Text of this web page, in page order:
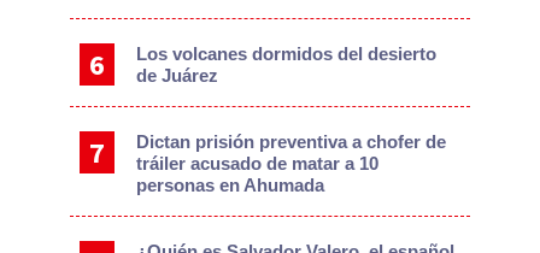
Los volcanes dormidos del desierto
de Juárez
Dictan prisión preventiva a chofer de
tráiler acusado de matar a 10
personas en Ahumada